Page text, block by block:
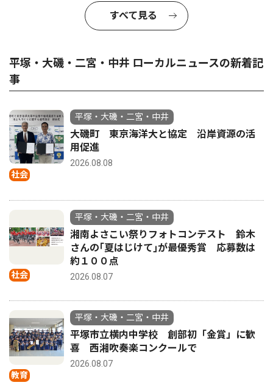
すべて見る
平塚・大磯・二宮・中井 ローカルニュースの新着記
事
社会
平塚・大磯・二宮・中井
大磯町 東京海洋大と協定 沿岸資源の活
用促進
2026.08.08
社会
平塚・大磯・二宮・中井
湘南よさこい祭りフォトコンテスト 鈴木
さんの｢夏はじけて｣が最優秀賞 応募数は
約１００点
2026.08.07
教育
平塚・大磯・二宮・中井
平塚市立横内中学校 創部初「金賞」に歓
喜 西湘吹奏楽コンクールで
2026.08.07